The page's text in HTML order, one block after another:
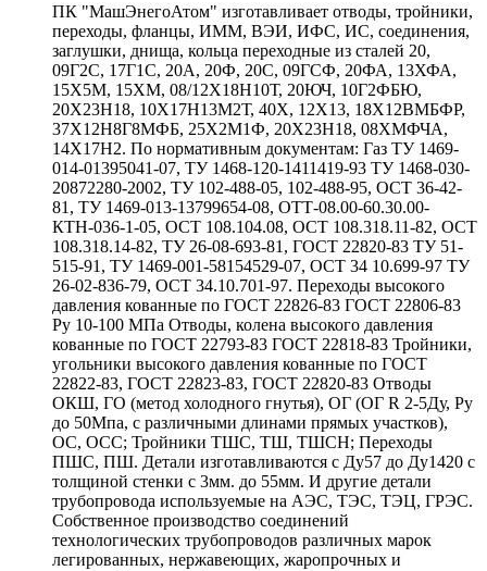
ПК "МашЭнегоАтом" изготавливает отводы, тройники,
переходы, фланцы, ИММ, ВЭИ, ИФС, ИС, соединения,
заглушки, днища, кольца переходные из сталей 20,
09Г2С, 17Г1С, 20А, 20Ф, 20С, 09ГСФ, 20ФА, 13ХФА,
15Х5М, 15ХМ, 08/12Х18Н10Т, 20ЮЧ, 10Г2ФБЮ,
20Х23Н18, 10Х17Н13М2Т, 40Х, 12Х13, 18Х12ВМБФР,
37Х12Н8Г8МФБ, 25Х2М1Ф, 20Х23Н18, 08ХМФЧА,
14Х17Н2. По нормативным документам: Газ ТУ 1469-
014-01395041-07, ТУ 1468-120-1411419-93 ТУ 1468-030-
20872280-2002, ТУ 102-488-05, 102-488-95, ОСТ 36-42-
81, ТУ 1469-013-13799654-08, ОТТ-08.00-60.30.00-
КТН-036-1-05, ОСТ 108.104.08, ОСТ 108.318.11-82, ОСТ
108.318.14-82, ТУ 26-08-693-81, ГОСТ 22820-83 ТУ 51-
515-91, ТУ 1469-001-58154529-07, ОСТ 34 10.699-97 ТУ
26-02-836-79, ОСТ 34.10.701-97. Переходы высокого
давления кованные по ГОСТ 22826-83 ГОСТ 22806-83
Ру 10-100 МПа Отводы, колена высокого давления
кованные по ГОСТ 22793-83 ГОСТ 22818-83 Тройники,
угольники высокого давления кованные по ГОСТ
22822-83, ГОСТ 22823-83, ГОСТ 22820-83 Отводы
ОКШ, ГО (метод холодного гнутья), ОГ (ОГ R 2-5Ду, Ру
до 50Мпа, с различными длинами прямых участков),
ОС, ОСС; Тройники ТШС, ТШ, ТШСН; Переходы
ПШС, ПШ. Детали изготавливаются с Ду57 до Ду1420 с
толщиной стенки с 3мм. до 55мм. И другие детали
трубопровода используемые на АЭС, ТЭС, ТЭЦ, ГРЭС.
Собственное производство соединений
технологических трубопроводов различных марок
легированных, нержавеющих, жаропрочных и